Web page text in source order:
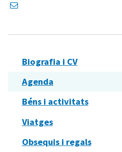
Biografia i CV
Agenda
Béns i activitats
Viatges
Obsequis i regals